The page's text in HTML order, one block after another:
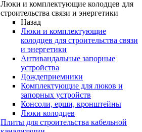
Люки и комплектующие колодцев для
строительства связи и энергетики
Назад
Люки и комплектующие
колодцев для строительства связи
и энергетики
Антивандальные запорные
устройства
Дождеприемники
Комплектующие для люков и
запорных устройств
Консоли, ерши, кронштейны
Люки колодцев
Плиты для строительства кабельной